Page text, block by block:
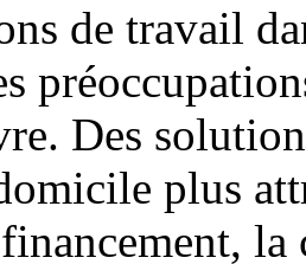
de travail
Des
plus